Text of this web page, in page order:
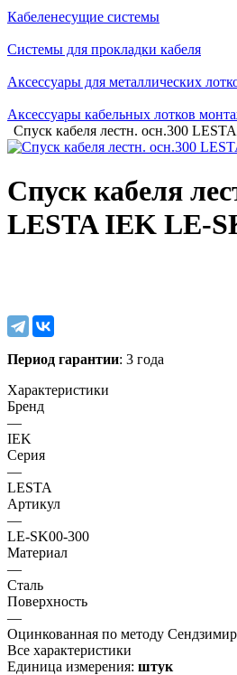
Кабеленесущие системы
Системы для прокладки кабеля
Аксессуары для металлических
Аксессуары кабельных лотков
Спуск кабеля лестн. осн.300
Спуск кабеля
LESTA IEK LE-
Период гарантии: 3 года
Характеристики
Бренд
—
IEK
Серия
—
LESTA
Артикул
—
LE-SK00-300
Материал
—
Сталь
Поверхность
—
Оцинкованная по методу
Все характеристики
Единица измерения: штук